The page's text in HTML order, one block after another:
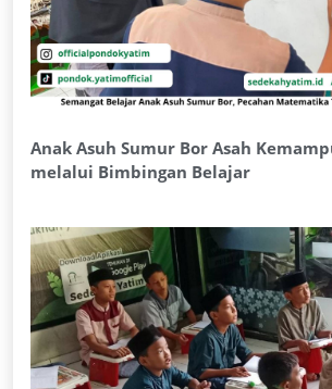
Anak Asuh Sumur Bor Asah
melalui Bimbingan Belajar